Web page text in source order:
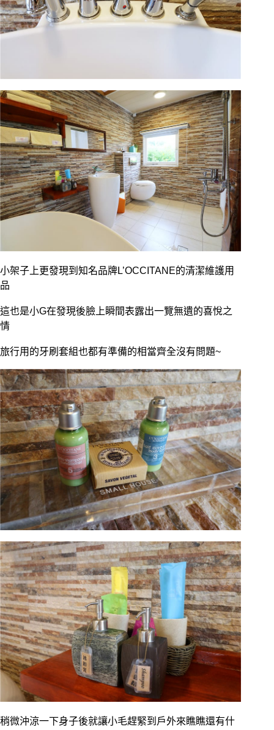
小架子上更發現到知名品牌L’OCCITANE的清潔維護用
品
這也是小G在發現後臉上瞬間表露出一覽無遺的喜悅之
情
旅行用的牙刷套組也都有準備的相當齊全沒有問題~
稍微沖涼一下身子後就讓小毛趕緊到戶外來瞧瞧還有什